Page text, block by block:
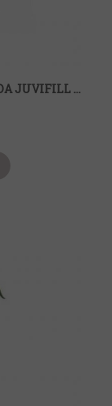
SERUM TRỊ LIỆU SẸO RỖ VÀ TRẺ HÓA DA JUVIFILL PLUS 2ML